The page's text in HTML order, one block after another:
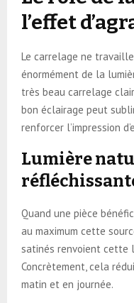
l’effet
Le carrelage ne
énormément de la
très beau carrelage
bon éclairage peut
renforcer l’impression
Lumière
Quand une pièce
au maximum cette
satinés renvoient cette
Concrètement, cela
matin et en journée.